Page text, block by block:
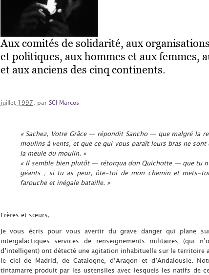
Aux comités de solidarité, aux
et politiques, aux hommes et aux femmes,
et aux anciens des cinq continents.
juillet 1997, par SCI Marcos
« Sachez, Votre Grâce — répondit Sancho — que malgré la
moulins à vents, et que ce qui vous paraît leurs bras ne
la meule du moulin. »
« Il semble bien plutôt — rétorqua don Quichotte — que tu
géants ; si tu as peur, ôte-toi de mon chemin et mets-
farouche et inégale bataille. »
Frères et sœurs,
Je vous écris pour vous avertir du grave danger qui plane
intergalactiques services de renseignements militaires (qui
d’intelligent) ont détecté une agitation inhabituelle sur le territoire
le ciel de Madrid, de Catalogne, d’Aragon et d’Andalousie.
tintamarre produit par les ustensiles avec lesquels les natifs de